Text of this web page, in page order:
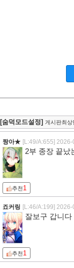
[숨덕모드설정] 게시판최상
짱아★ [L:49/A:655] 2026-
2부 종장 끝났
추천1
죠커링 [L:46/A:199] 2026-
잘보구 갑니다
추천1